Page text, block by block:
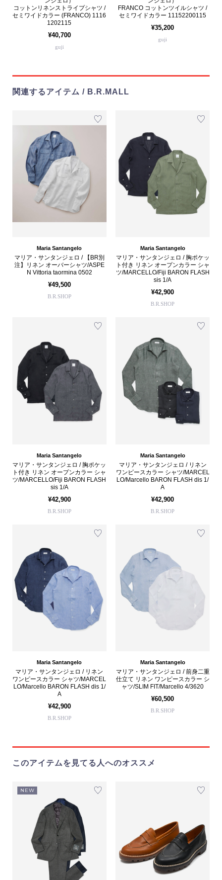
コットンリネンストライプシャツ /
セミワイドカラー (FRANCO) 1116
1202115
¥40,700
guji
FRANCO コットンツイルシャツ /
セミワイドカラー 11152200115
¥35,200
guji
関連するアイテム / B.R.MALL
Maria Santangelo
マリア・サンタンジェロ / 【BR別
注】リネン オーバーシャツ/ASPE
N Vittoria taormina 0502
¥49,500
B.R.SHOP
Maria Santangelo
マリア・サンタンジェロ / 胸ポケッ
ト付き リネン オープンカラー シャ
ツ/MARCELLO/Fiji BARON FLASH
sis 1/A
¥42,900
B.R.SHOP
Maria Santangelo
マリア・サンタンジェロ / 胸ポケッ
ト付き リネン オープンカラー シャ
ツ/MARCELLO/Fiji BARON FLASH
sis 1/A
¥42,900
B.R.SHOP
Maria Santangelo
マリア・サンタンジェロ / リネン
ワンピースカラー シャツ/MARCEL
LO/Marcello BARON FLASH dis 1/
A
¥42,900
B.R.SHOP
Maria Santangelo
マリア・サンタンジェロ / リネン
ワンピースカラー シャツ/MARCEL
LO/Marcello BARON FLASH dis 1/
A
¥42,900
B.R.SHOP
Maria Santangelo
マリア・サンタンジェロ / 前身二重
仕立て リネン ワンピースカラー シ
ャツ/SLIM FIT/Marcello 4/3620
¥60,500
B.R.SHOP
このアイテムを見てる人へのオススメ
NEW